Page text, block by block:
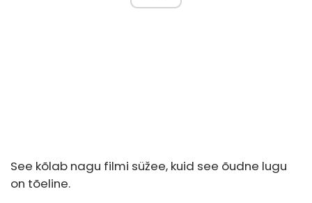
See kõlab nagu filmi süžee, kuid see õudne lugu
on tõeline.